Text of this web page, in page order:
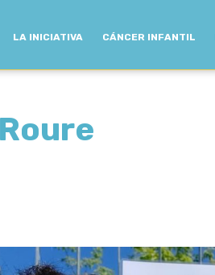
LA INICIATIVA CÁNCER INFANTIL